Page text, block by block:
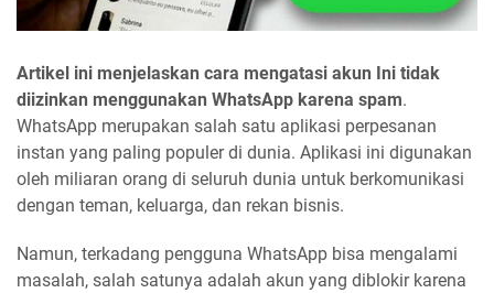
Artikel ini menjelaskan cara mengatasi akun Ini tidak
diizinkan menggunakan WhatsApp karena spam.
WhatsApp merupakan salah satu aplikasi perpesanan
instan yang paling populer di dunia. Aplikasi ini digunakan
oleh miliaran orang di seluruh dunia untuk berkomunikasi
dengan teman, keluarga, dan rekan bisnis.
Namun, terkadang pengguna WhatsApp bisa mengalami
masalah, salah satunya adalah akun yang diblokir karena